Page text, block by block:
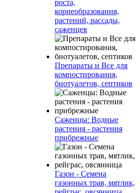
роста,
корнеобразования,
растений, рассады,
саженцев
Препараты и Все для
компостирования,
биотуалетов, септиков
Саженцы: Водные
растения - растения
прибрежные
Газон - Семена
газонных трав, мятлик,